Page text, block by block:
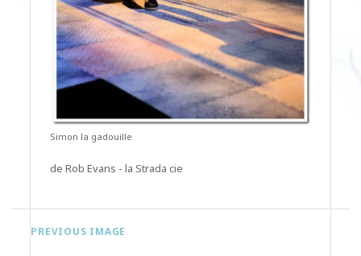
Simon la gadouille
de Rob Evans - la Strada cie
PREVIOUS IMAGE